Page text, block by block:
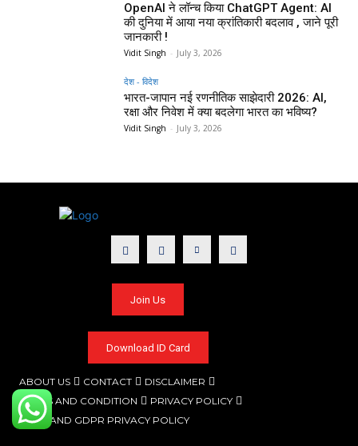
OpenAI ने लॉन्च किया ChatGPT Agent: AI
की दुनिया में आया नया क्रांतिकारी बदलाव , जाने पूरी
जानकारी !
Vidit Singh - July 3, 2026
देश - विदेश
भारत-जापान नई रणनीतिक साझेदारी 2026: AI,
रक्षा और निवेश में क्या बदलेगा भारत का भविष्य?
Vidit Singh - July 3, 2026
Join Us
Download ID Card
ABOUT US CONTACT
DISCLAIMER
TERMS AND CONDITION
PRIVACY POLICY
CCPA AND GDPR PRIVACY POLICY